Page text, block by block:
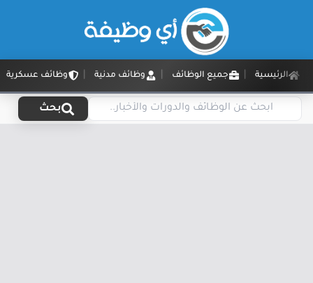
الرئيسية جميع الوظائف وظائف مدنية وظائف عسكرية
بحث